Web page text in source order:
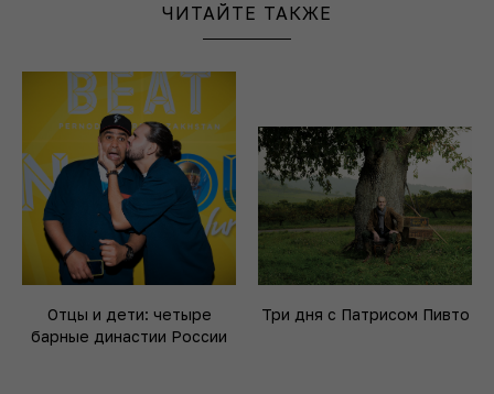
ЧИТАЙТЕ ТАКЖЕ
Отцы и дети: четыре
барные династии России
Три дня с Патрисом Пивто